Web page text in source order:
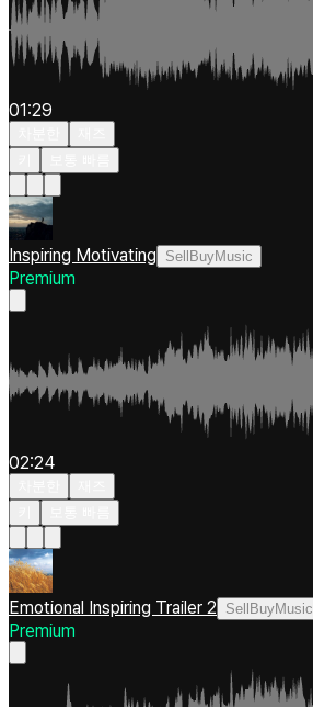
01:29
Inspiring Motivating SellBuyMusic
Premium
02:24
Emotional Inspiring Trailer 2 SellBuyMusic
Premium